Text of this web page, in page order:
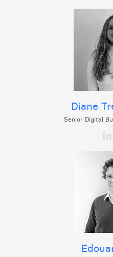
Diane
Senior Digital